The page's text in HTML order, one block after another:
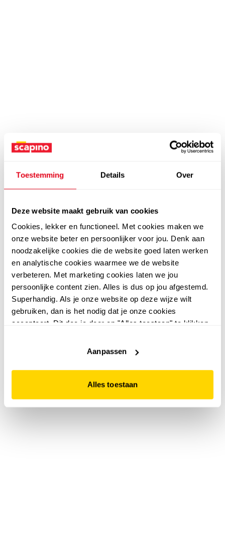
Toestemming Details Over
Deze website maakt gebruik van cookies
Cookies, lekker en functioneel. Met cookies maken we
onze website beter en persoonlijker voor jou. Denk aan
noodzakelijke cookies die de website goed laten werken
en analytische cookies waarmee we de website
verbeteren. Met marketing cookies laten we jou
persoonlijke content zien. Alles is dus op jou afgestemd.
Superhandig. Als je onze website op deze wijze wilt
gebruiken, dan is het nodig dat je onze cookies
accepteert. Dit doe je door op "Alles toestaan" te klikken.
website niet optimaal functioneert.
Aanpassen
Alles toestaan